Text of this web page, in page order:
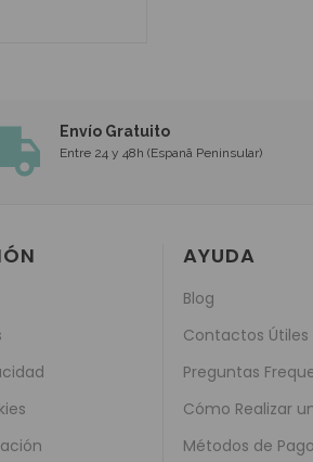
Envío Gratuito
Entre 24 y 48h (Espanã Peninsular)
AYUDA
Blog
Contactos Útiles
Preguntas
Cómo Realizar
Métodos de Pago